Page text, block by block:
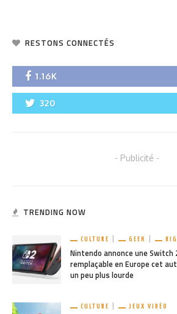
RESTONS CONNECTÉS
1.16K
320
- Publicité -
TRENDING NOW
CULTURE GEEK
Nintendo annonce une
remplaçable en Europe cet
un peu plus lourde
CULTURE JEUX VIDÉO